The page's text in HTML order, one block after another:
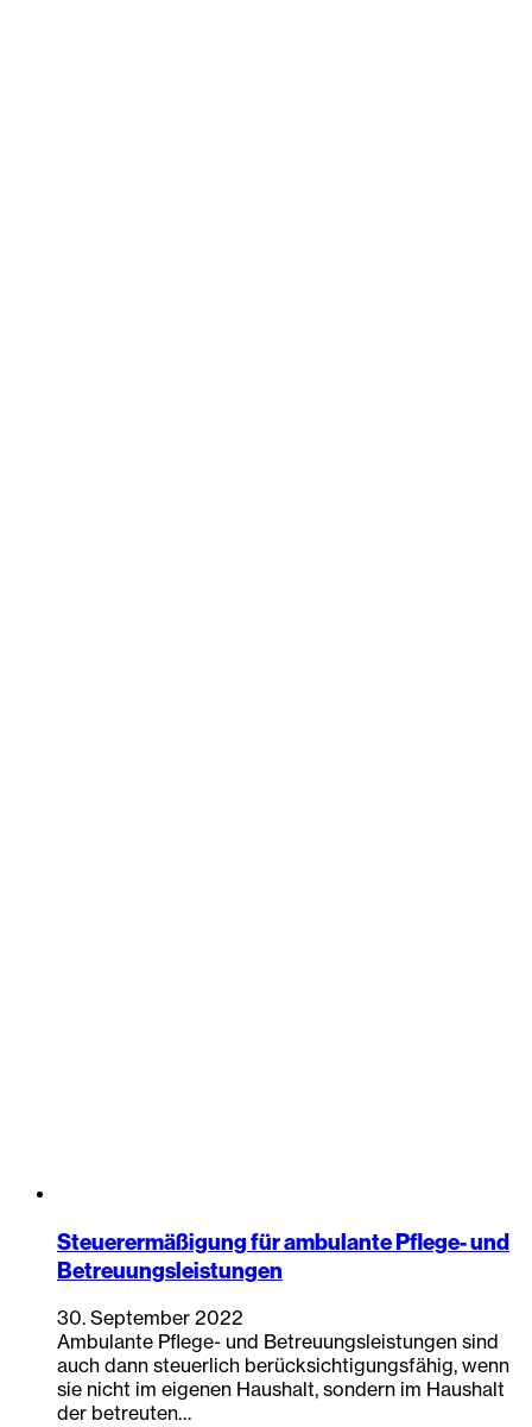
Steuerermäßigung für ambulante Pflege- und
Betreuungsleistungen
30. September 2022
Ambulante Pflege- und Betreuungsleistungen sind
auch dann steuerlich berücksichtigungsfähig, wenn
sie nicht im eigenen Haushalt, sondern im Haushalt
der betreuten…